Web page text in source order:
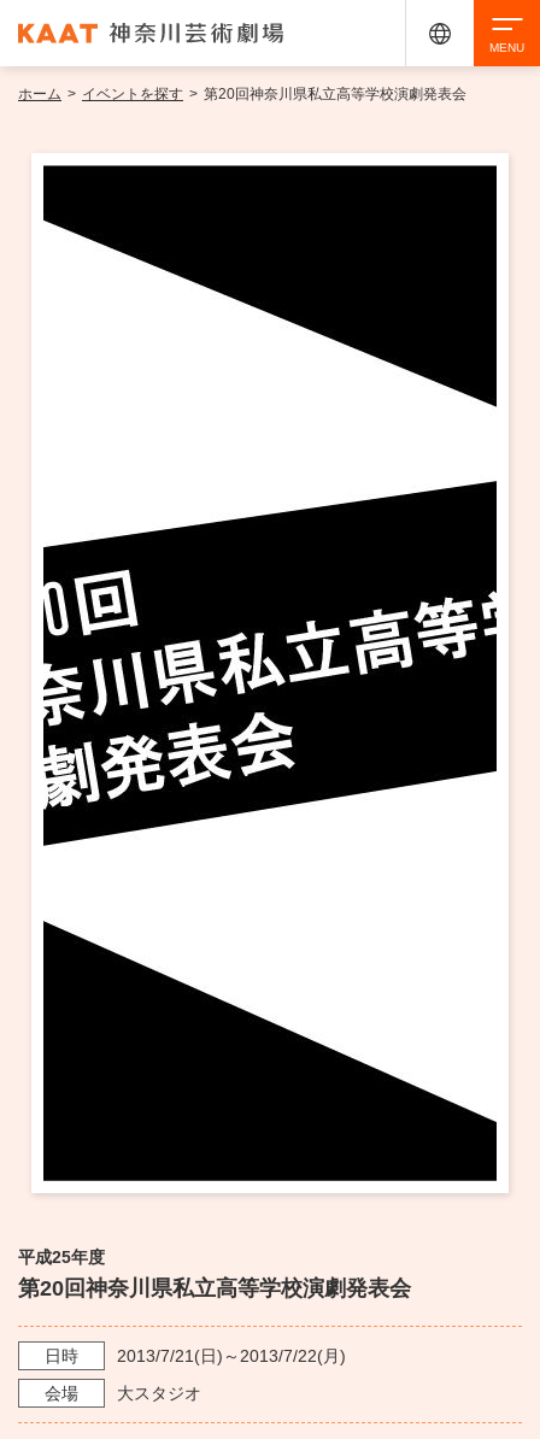
・ フロアマップ
・ レストラン/カフェ
・ よくある質問
KAATについて
・ ミッション
・ 芸術監督
・ 施設概要
・ フロアマップ
KAAT 神奈川芸術劇場
SNS
アクセシビリティ
ホーム > イベントを探す > 第20回神奈川県私立高等学校演劇発表会
平成25年度
第20回神奈川県私立高等学校演劇発表会
日時 2013/7/21 (日)～ 2013/7/22(月)
会場
大スタジオ